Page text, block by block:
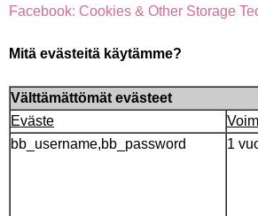
Facebook: Cookies & Other Storage
Mitä evästeitä käytämme?
Välttämättömät evästeet
Eväste
bb_username,bb_password
1